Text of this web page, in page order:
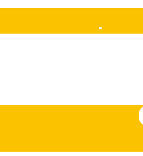
Mobile